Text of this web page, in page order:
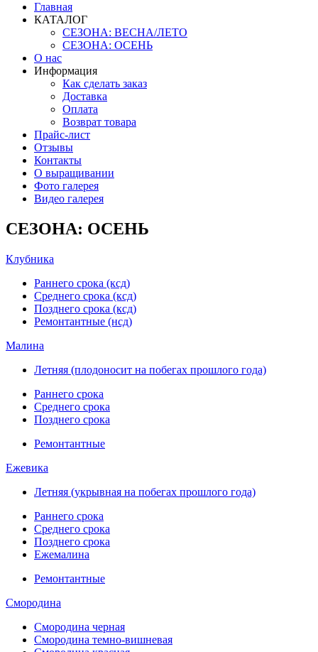
Главная
КАТАЛОГ
СЕЗОНА: ВЕСНА/ЛЕТО
СЕЗОНА: ОСЕНЬ
О нас
Информация
Как сделать заказ
Доставка
Оплата
Возврат товара
Прайс-лист
Отзывы
Контакты
О выращивании
Фото галерея
Видео галерея
СЕЗОНА: ОСЕНЬ
Клубника
Раннего срока (ксд)
Среднего срока (ксд)
Позднего срока (ксд)
Ремонтантные (нсд)
Малина
Летняя (плодоносит на побегах прошлого года)
Раннего срока
Среднего срока
Позднего срока
Ремонтантные
Ежевика
Летняя (укрывная на побегах прошлого года)
Раннего срока
Среднего срока
Позднего срока
Ежемалина
Ремонтантные
Смородина
Смородина черная
Смородина темно-вишневая